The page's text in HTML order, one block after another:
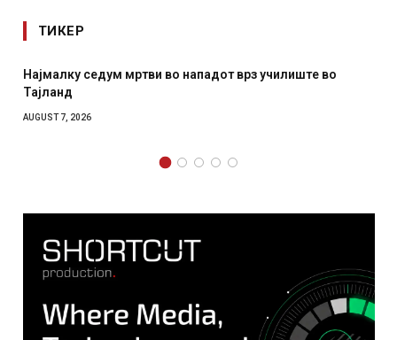
ТИКЕР
училиште во
СОЗИС: Украинците повеќе им веруваат